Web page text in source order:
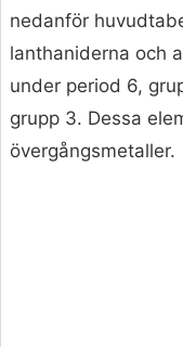
nedanför
lanthaniderna och
under period 6,
grupp 3. Dessa
övergångsmetaller.